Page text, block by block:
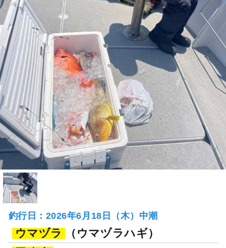
釣行日：2026年6月18日（木）中潮
ウマヅラ
（ウマヅラハギ）